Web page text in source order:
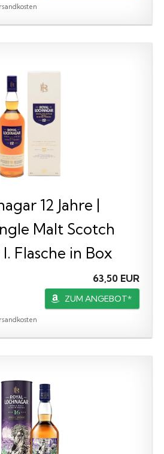
12 Jahre |
Malt Scotch
Flasche in Box
63,50 EUR
ZUM ANGEBOT*